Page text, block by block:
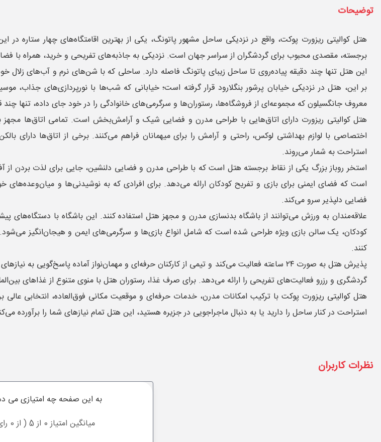
توضیحات
هتل کوالیتی ریزورت پوکت، واقع در نزدیکی ساحل مشهور پاتونگ، یکی از بهترین اقامتگاه‌های چهار ستاره
برجسته، مقصدی محبوب برای گردشگران از سراسر جهان است. نزدیکی به جاذبه‌های تفریحی و خرید، همراه با
این هتل تنها چند دقیقه پیاده‌روی تا ساحل زیبای پاتونگ فاصله دارد. ساحلی که با شن‌های نرم و آب‌های
بر این، هتل در نزدیکی خیابان پرشور بنگلارود قرار گرفته است؛ خیابانی که شب‌ها با نورپردازی‌های
معروف جانگسیلون که مجموعه‌ای از فروشگاه‌ها، رستوران‌ها و سرگرمی‌های خانوادگی را در خود جای داده، تنها چند
هتل کوالیتی ریزورت دارای اتاق‌هایی با طراحی مدرن و فضایی شیک و آرامش‌بخش است. تمامی اتاق‌ها مجهز
اختصاصی با لوازم بهداشتی لوکس، راحتی و آرامش را برای میهمانان فراهم می‌کنند. برخی از اتاق‌ها دارای
استراحت به شمار می‌روند.
استخر روباز بزرگ یکی از نقاط برجسته هتل است که با طراحی مدرن و فضایی دلنشین، جایی برای لذت بردن
است که فضای ایمنی برای بازی و تفریح کودکان ارائه می‌دهد. برای افرادی که به نوشیدنی‌ها و میان‌وعده‌های
فضایی دلپذیر سرو می‌کند.
علاقه‌مندان به ورزش می‌توانند از باشگاه بدنسازی مدرن و مجهز هتل استفاده کنند. این باشگاه با
کودکان، یک سالن بازی ویژه طراحی شده است که شامل انواع بازی‌ها و سرگرمی‌های ایمن و هیجان‌انگیز می‌شود.
کنند.
پذیرش هتل به صورت ۲۴ ساعته فعالیت می‌کند و تیمی از کارکنان حرفه‌ای و مهمان‌نواز آماده
گردشگری و رزرو فعالیت‌های تفریحی را ارائه می‌دهد. برای صرف غذا، رستوران هتل با منوی متنوع از غذاهای
هتل کوالیتی ریزورت پوکت با ترکیب امکانات مدرن، خدمات حرفه‌ای و موقعیت مکانی فوق‌العاده، انتخابی
استراحت در کنار ساحل را دارید یا به دنبال ماجراجویی در جزیره هستید، این هتل تمام نیازهای شما را برآورده
نظرات کاربران
به این صفحه چه امتیازی می
میانگین امتیاز 0 از 5 ( از 0 رای )